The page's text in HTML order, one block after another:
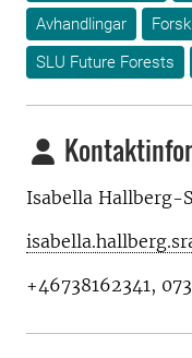
Avhandlingar
SLU Future Forests
Isabella Hallberg-
+46738162341,